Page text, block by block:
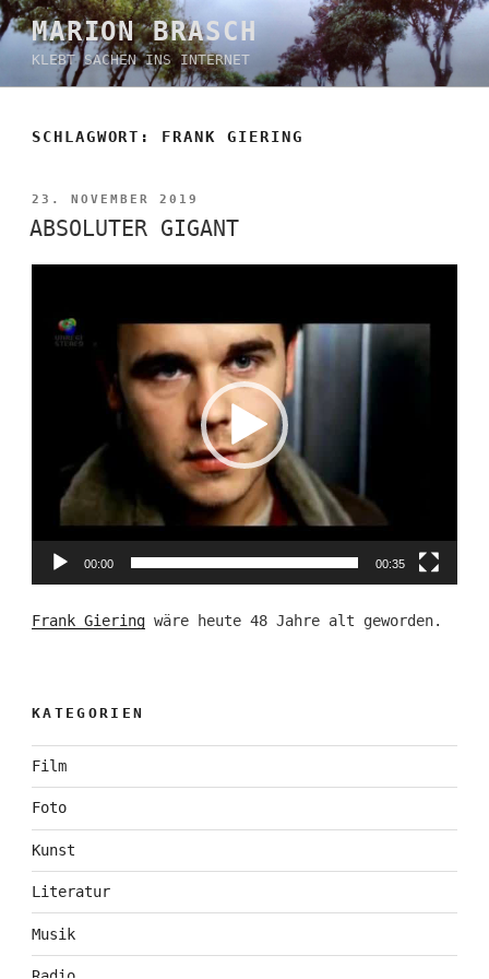
Zum
Inhalt
springen
MARION BRASCH
KLEBT SACHEN INS INTERNET
SCHLAGWORT: FRANK GIERING
VERÖFFENTLICHT
AM
23. NOVEMBER 2019
ABSOLUTER GIGANT
00:00 00:35
Frank Gieringwäre heute 48 Jahre alt geworden.
KATEGORIEN
Film
Foto
Kunst
Literatur
Musik